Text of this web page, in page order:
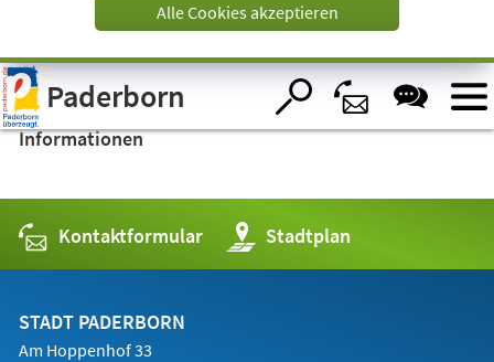
Visuelle
Assistenzsoftware
öffnen.
Alle Cookies akzeptieren
Paderborn
Informationen
Kontaktformular Stadtplan
(Öffnet
in
einem
STADT PADERBORN
Am Hoppenhof 33